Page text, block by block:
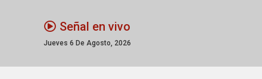
Señal en vivo
Jueves 6 De Agosto, 2026